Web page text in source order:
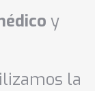
y
la